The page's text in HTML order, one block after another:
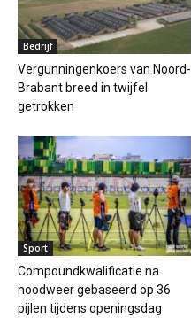
Bedrijf
Vergunningenkoers van Noord-
Brabant breed in twijfel
getrokken
Sport
Compoundkwalificatie na
noodweer gebaseerd op 36
pijlen tijdens openingsdag